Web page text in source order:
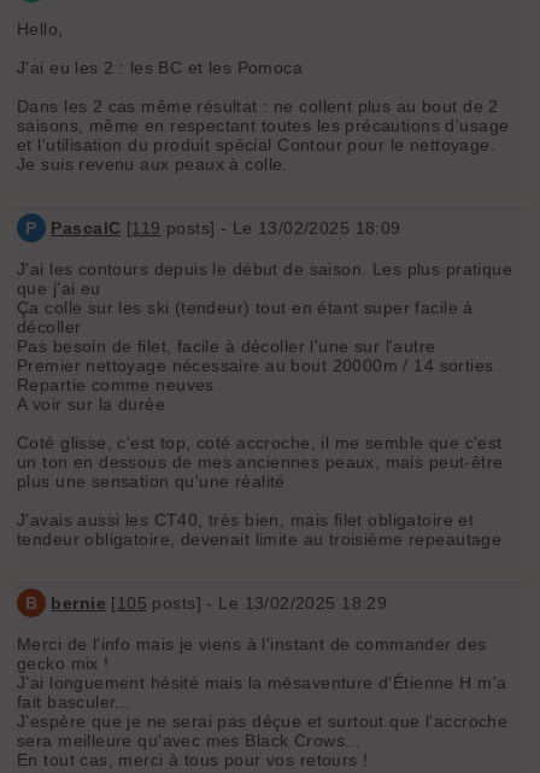
Hello,
J'ai eu les 2 : les BC et les Pomoca
Dans les 2 cas même résultat : ne collent plus au bout de 2
saisons, même en respectant toutes les précautions d'usage
et l'utilisation du produit spécial Contour pour le nettoyage.
Je suis revenu aux peaux à colle.
P PascalC [119 posts] - Le 13/02/2025 18:09
J'ai les contours depuis le début de saison. Les plus pratique
que j'ai eu
Ça colle sur les ski (tendeur) tout en étant super facile à
décoller
Pas besoin de filet, facile à décoller l'une sur l'autre
Premier nettoyage nécessaire au bout 20000m / 14 sorties
Repartie comme neuves
A voir sur la durée
Coté glisse, c'est top, coté accroche, il me semble que c'est
un ton en dessous de mes anciennes peaux, mais peut-être
plus une sensation qu'une réalité
J'avais aussi les CT40, très bien, mais filet obligatoire et
tendeur obligatoire, devenait limite au troisième repeautage
B bernie [105 posts] - Le 13/02/2025 18:29
Merci de l'info mais je viens à l'instant de commander des
gecko mix !
J'ai longuement hésité mais la mésaventure d'Étienne H m'a
fait basculer...
J'espère que je ne serai pas déçue et surtout que l'accroche
sera meilleure qu'avec mes Black Crows...
En tout cas, merci à tous pour vos retours !